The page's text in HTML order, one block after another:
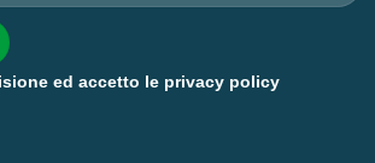
ed accetto le privacy policy